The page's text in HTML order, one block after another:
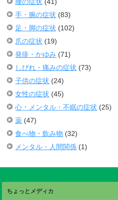
腰の症状 (41)
手・腕の症状 (83)
足・脚の症状 (102)
爪の症状 (19)
発疹・かゆみ (71)
しびれ・痛みの症状 (73)
子供の症状 (24)
女性の症状 (45)
心・メンタル・不眠の症状 (25)
薬 (47)
食べ物・飲み物 (32)
メンタル・人間関係 (1)
ちょっとメディカ